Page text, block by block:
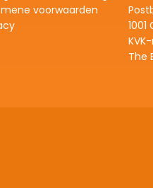
voorwaarden
The
Fiets, ren of wandel voor een